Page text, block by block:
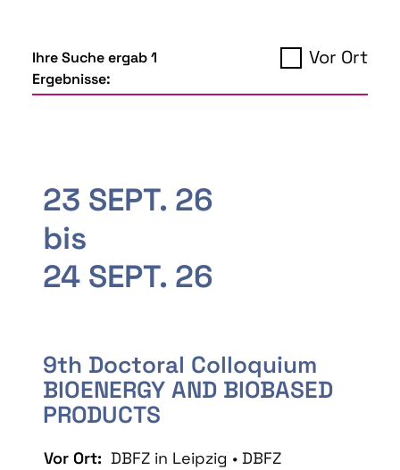
Ihre Suche ergab 1
Ergebnisse:
Vor Ort
23 SEPT. 26
bis
24 SEPT. 26
9th Doctoral Colloquium
BIOENERGY AND BIOBASED
PRODUCTS
Vor Ort: DBFZ in Leipzig • DBFZ